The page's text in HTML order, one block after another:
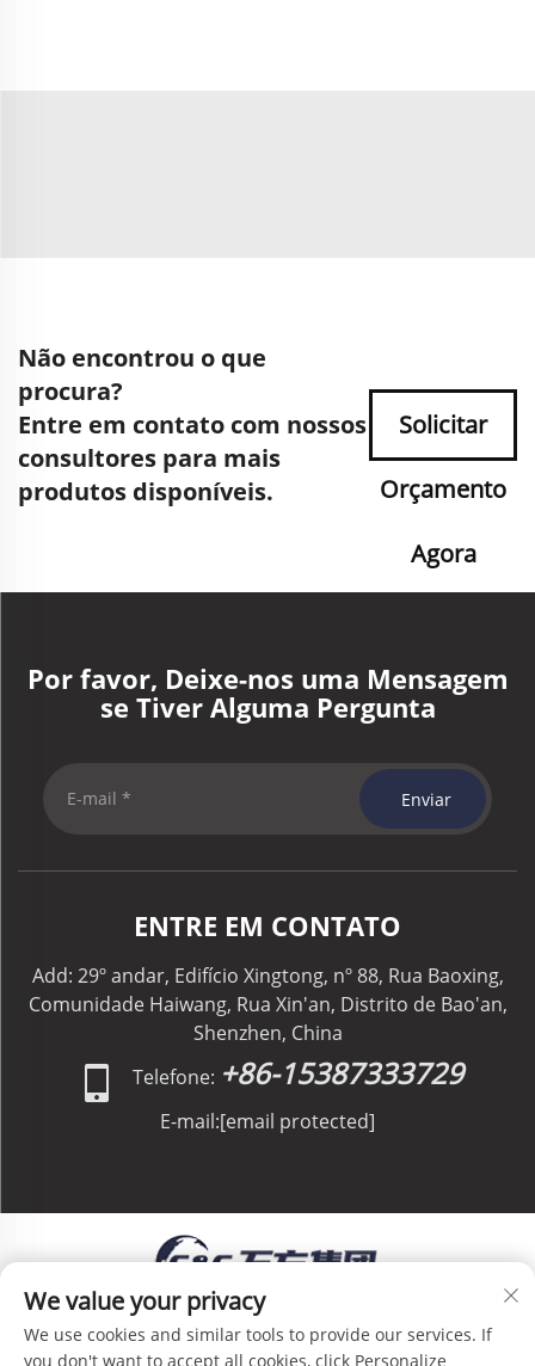
Não encontrou o que
procura?
Entre em contato com nossos
consultores para mais
produtos disponíveis.
Solicitar
Orçamento
Agora
Por favor, Deixe-nos uma Mensagem
se Tiver Alguma Pergunta
Enviar
ENTRE EM CONTATO
Add: 29º andar, Edifício Xingtong, nº 88, Rua Baoxing,
Comunidade Haiwang, Rua Xin'an, Distrito de Bao'an,
Shenzhen, China
Telefone: +86-15387333729
E-mail:[email protected]
Direitos Autorais © C&C GLOBAL Logistics Co.,
Limited Todos os Direitos Reservados - Política de
We value your privacy
We use cookies and similar tools to provide our services. If
you don't want to accept all cookies, click Personalize